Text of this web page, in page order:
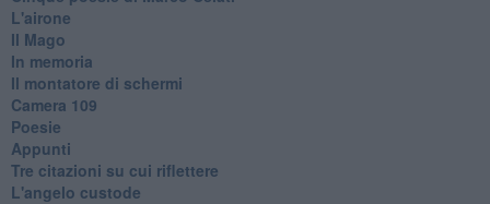
L'airone
Il Mago
In memoria
Il montatore di schermi
Camera 109
Poesie
Appunti
Tre citazioni su cui riflettere
L'angelo custode